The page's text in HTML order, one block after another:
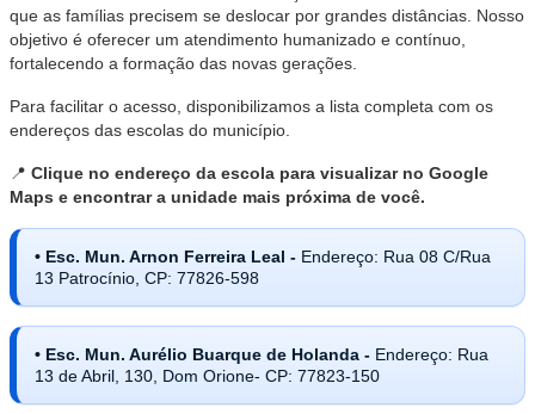
que as famílias precisem se deslocar por grandes distâncias. Nosso
objetivo é oferecer um atendimento humanizado e contínuo,
fortalecendo a formação das novas gerações.
Para facilitar o acesso, disponibilizamos a lista completa com os
endereços das escolas do município.
📍 Clique no endereço da escola para visualizar no Google
Maps e encontrar a unidade mais próxima de você.
• Esc. Mun. Arnon Ferreira Leal - Endereço: Rua 08 C/Rua
13 Patrocínio, CP: 77826-598
• Esc. Mun. Aurélio Buarque de Holanda - Endereço: Rua
13 de Abril, 130, Dom Orione- CP: 77823-150